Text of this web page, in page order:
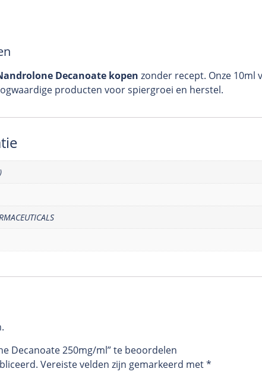
Decanoate kopen zonder recept. Onze 10ml
producten voor spiergroei en herstel.
Decanoate 250mg/ml” te beoordelen
Vereiste velden zijn gemarkeerd met*